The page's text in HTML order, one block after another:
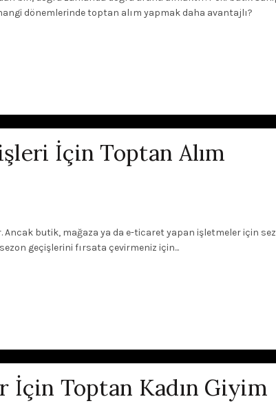
dönemlerinde toptan alım yapmak daha avantajlı?
İçin Toptan Alım
butik, mağaza ya da e-ticaret yapan işletmeler için
geçişlerini fırsata çevirmeniz için...
İçin Toptan Kadın Giyim